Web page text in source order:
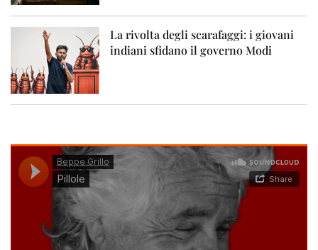
La rivolta degli scarafaggi: i giovani
indiani sfidano il governo Modi